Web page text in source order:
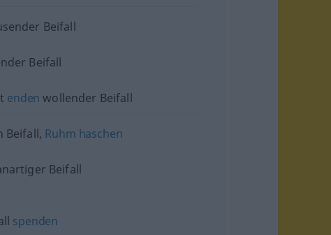
Beifall
Beifall
enden wollender Beifall
Beifall, Ruhm haschen
Beifall
spenden